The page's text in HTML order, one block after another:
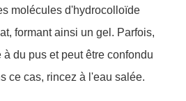
molécules d'hydrocolloïde
formant ainsi un gel. Parfois,
du pus et peut être confondu
ce cas, rincez à l'eau salée.